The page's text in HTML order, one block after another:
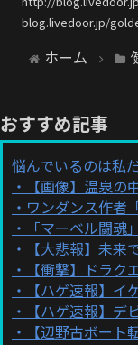
blog.livedoor.jp/
ホーム
おすすめ記事
悩んでいるのは私
【画像】温泉
ワンダンス作者
「マーベル闘
【大悲報】未
【衝撃】ドラ
【ハゲ速報】
【ハゲ速報】
【辺野古ボー